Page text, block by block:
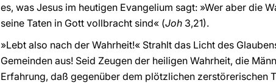
es, was Jesus im heutigen Evangelium sagt: »Wer aber die
seine Taten in Gott vollbracht sind« (Joh 3,21).
»Lebt also nach der Wahrheit!« Strahlt das Licht des
Gemeinden aus! Seid Zeugen der heiligen Wahrheit, die
Erfahrung, daß gegenüber dem plötzlichen zerstörerischen